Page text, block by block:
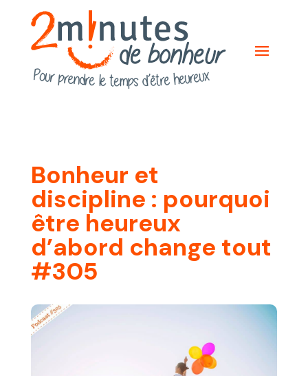
Bonheur et
discipline : pourquoi
être heureux
d’abord change tout
#305